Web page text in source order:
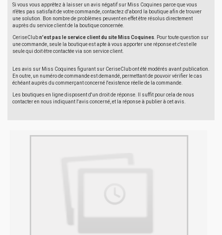
Si vous vous apprêtez à laisser un avis négatif sur Miss Coquines parce que vous
n'êtes pas satisfait de votre commande, contactez d'abord la boutique afin de trouver
une solution. Bon nombre de problèmes peuvent en effet être résolus directement
auprès du service client de la boutique concernée.
CeriseClubn'est pas le service client du site Miss Coquines . Pour toute question sur
une commande, seule la boutique est apte à vous apporter une réponse et c'est elle
seule qui doit être contactée via son service client.
Les avis sur Miss Coquines figurant sur CeriseClub ont été modérés avant publication.
En outre, un numéro de commande est demandé, permettant de pouvoir vérifier le cas
échéant auprès du commerçant concerné l'existence réelle de la commande.
Les boutiques en ligne disposent d'un droit de réponse. Il suffit pour cela de nous
contacter en nous indiquant l'avis concerné, et la réponse à publier à cet avis.